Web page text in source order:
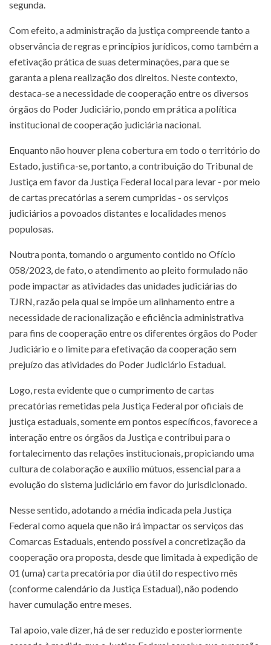
segunda.
Com efeito, a administração da justiça compreende tanto a
observância de regras e princípios jurídicos, como também a
efetivação prática de suas determinações, para que se
garanta a plena realização dos direitos. Neste contexto,
destaca-se a necessidade de cooperação entre os diversos
órgãos do Poder Judiciário, pondo em prática a política
institucional de cooperação judiciária nacional.
Enquanto não houver plena cobertura em todo o território do
Estado, justifica-se, portanto, a contribuição do Tribunal de
Justiça em favor da Justiça Federal local para levar - por meio
de cartas precatórias a serem cumpridas - os serviços
judiciários a povoados distantes e localidades menos
populosas.
Noutra ponta, tomando o argumento contido no Ofício
058/2023, de fato, o atendimento ao pleito formulado não
pode impactar as atividades das unidades judiciárias do
TJRN, razão pela qual se impõe um alinhamento entre a
necessidade de racionalização e eficiência administrativa
para fins de cooperação entre os diferentes órgãos do Poder
Judiciário e o limite para efetivação da cooperação sem
prejuízo das atividades do Poder Judiciário Estadual.
Logo, resta evidente que o cumprimento de cartas
precatórias remetidas pela Justiça Federal por oficiais de
justiça estaduais, somente em pontos específicos, favorece a
interação entre os órgãos da Justiça e contribui para o
fortalecimento das relações institucionais, propiciando uma
cultura de colaboração e auxílio mútuos, essencial para a
evolução do sistema judiciário em favor do jurisdicionado.
Nesse sentido, adotando a média indicada pela Justiça
Federal como aquela que não irá impactar os serviços das
Comarcas Estaduais, entendo possível a concretização da
cooperação ora proposta, desde que limitada à expedição de
01 (uma) carta precatória por dia útil do respectivo mês
(conforme calendário da Justiça Estadual), não podendo
haver cumulação entre meses.
Tal apoio, vale dizer, há de ser reduzido e posteriormente